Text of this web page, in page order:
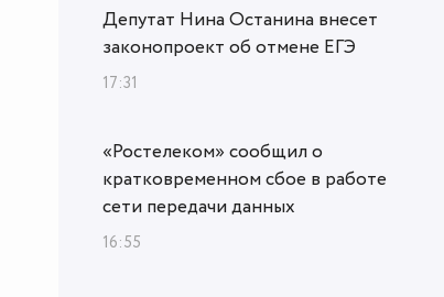
Депутат Нина Останина внесет
законопроект об отмене ЕГЭ
17:31
«Ростелеком» сообщил о
кратковременном сбое в работе
сети передачи данных
16:55